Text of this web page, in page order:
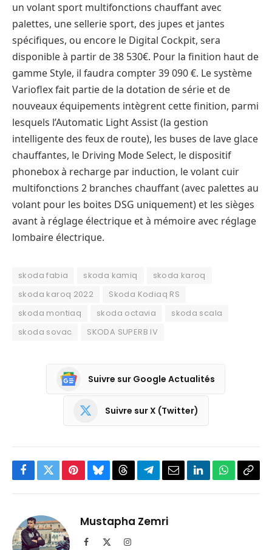
un volant sport multifonctions chauffant avec
palettes, une sellerie sport, des jupes et jantes
spécifiques, ou encore le Digital Cockpit, sera
disponible à partir de 38 530€. Pour la finition haut de
gamme Style, il faudra compter 39 090 €. Le système
Varioflex fait partie de la dotation de série et de
nouveaux équipements intègrent cette finition, parmi
lesquels l’Automatic Light Assist (la gestion
intelligente des feux de route), les buses de lave glace
chauffantes, le Driving Mode Select, le dispositif
phonebox à recharge par induction, le volant cuir
multifonctions 2 branches chauffant (avec palettes au
volant pour les boites DSG uniquement) et les sièges
avant à réglage électrique et à mémoire avec réglage
lombaire électrique.
skoda fabia skoda kamiq
skoda karoq
skoda karoq 2022
Skoda Kodiaq RS
skoda montiaq
skoda octavia
skoda scala
skoda sovac
SKODA SUPERB IV
Suivre sur Google Actualités
Suivre sur X (Twitter)
Facebook
TwitterPinterestBlueskyThreadsPartager
Telegram
EmailLinkedInWhatsApp
Mustapha Zemri
Facebook Instagram